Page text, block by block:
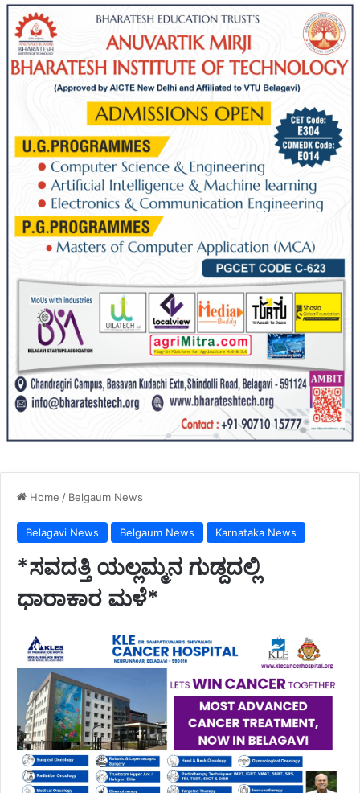
Home / Belgaum News
Belagavi News Belgaum News Karnataka News
*ಸವದತ್ತಿ ಯಲ್ಲಮ್ಮನ ಗುಡ್ದದಲ್ಲಿ
ಧಾರಾಕಾರ ಮಳೆ*